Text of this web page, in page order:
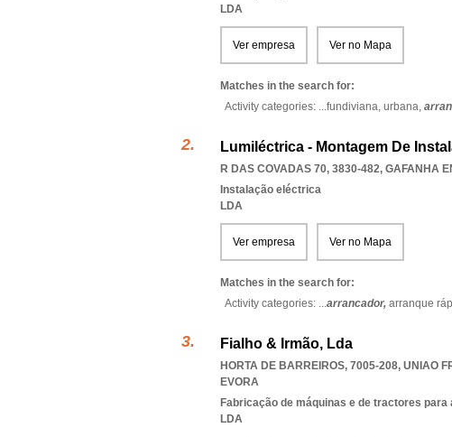
LDA
Ver empresa Ver no Mapa
Matches in the search for:
Activity categories: ...fundiviana, urbana,
Lumiléctrica - Montagem De
R DAS COVADAS 70, 3830-482, GAFANHA
Instalação eléctrica
LDA
Ver empresa Ver no Mapa
Matches in the search for:
Activity categories: ...arrancador, arranque
Fialho & Irmão, Lda
HORTA DE BARREIROS, 7005-208, UNIAO
EVORA
Fabricação de máquinas e de tractores
LDA